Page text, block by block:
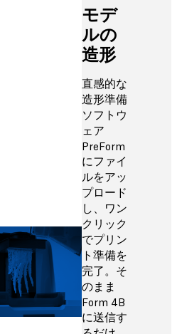
モデ
ルの
造形
直感的な
造形準備
ソフトウ
ェア
PreForm
にファイ
ルをアッ
プロード
し、ワン
クリック
でプリン
ト準備を
完了。そ
のまま
Form 4B
に送信す